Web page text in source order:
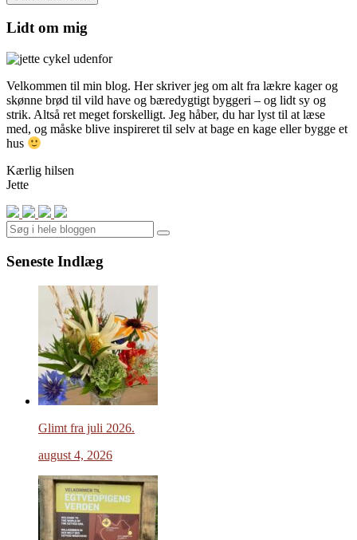
Lidt om mig
Velkommen til min blog. Her skriver jeg om alt fra lækre kager og
skønne brød til vild have og bæredygtigt byggeri – og lidt sy og
strik. Altså ret meget forskelligt. Jeg håber, du har lyst til at læse
med, og måske blive inspireret til selv at bage en kage eller bygge et
hus
Kærlig hilsen
Jette
Search
Seneste Indlæg
Glimt fra juli 2026.
august 4, 2026